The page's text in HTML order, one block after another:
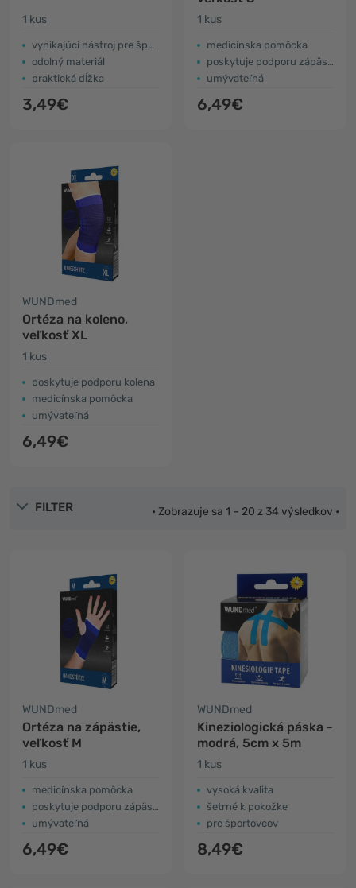
1 kus
vynikajúci nástroj pre športovcov
odolný materiál
praktická dĺžka
3,49€
1 kus
medicínska pomôcka
poskytuje podporu zápästia
umývateľná
6,49€
WUNDmed
Ortéza na koleno,
veľkosť XL
1 kus
poskytuje podporu kolena
medicínska pomôcka
umývateľná
6,49€
FILTER • Zobrazuje sa 1 – 20 z 34 výsledkov •
WUNDmed
Ortéza na zápästie,
veľkosť M
1 kus
medicínska pomôcka
poskytuje podporu zápästia
umývateľná
6,49€
WUNDmed
Kineziologická páska -
modrá, 5cm x 5m
1 kus
vysoká kvalita
šetrné k pokožke
pre športovcov
8,49€